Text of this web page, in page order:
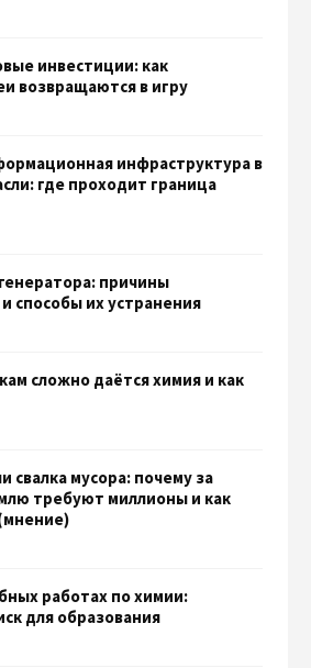
инвестиции: как
возвращаются в игру
инфраструктура в
где проходит граница
причины
способы их устранения
сложно даётся химия и как
свалка мусора: почему за
требуют миллионы и как
работах по химии:
для образования